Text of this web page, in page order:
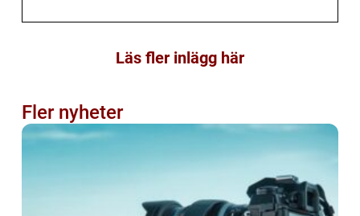
Läs fler inlägg här
Fler nyheter